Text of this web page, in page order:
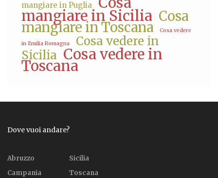
mangiare in Puglia
mangiare in Sicilia Cosa
mangiare in Toscana Cosa vedere
in Emilia Romagna
Cosa vedere in
Sicilia Cosa vedere in
Toscana
Dove vuoi andare?
Abruzzo
Campania
Sicilia
Toscana